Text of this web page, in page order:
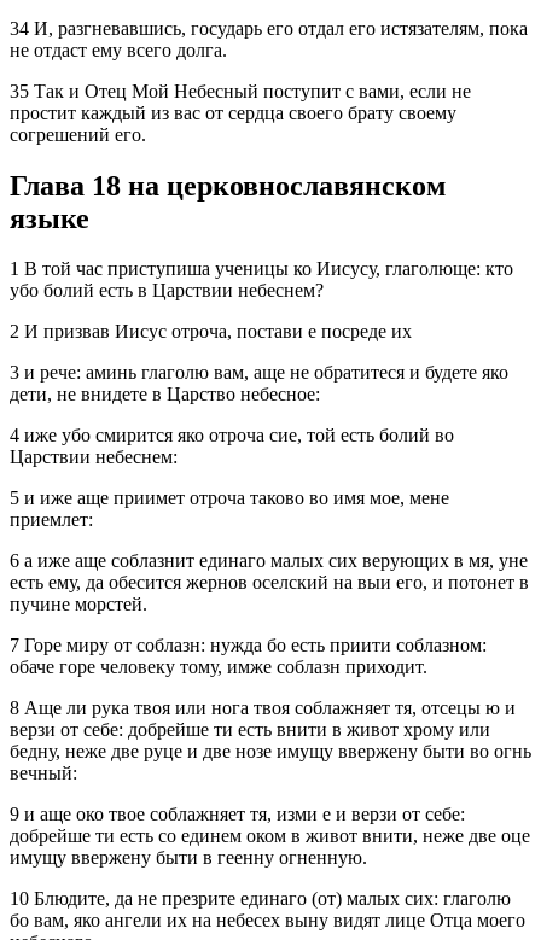
34 И, разгневавшись, государь его отдал его истязателям, пока
не отдаст ему всего долга.
35 Так и Отец Мой Небесный поступит с вами, если не
простит каждый из вас от сердца своего брату своему
согрешений его.
Глава 18 на церковнославянском
языке
1 В той час приступиша ученицы ко Иисусу, глаголюще: кто
убо болий есть в Царствии небеснем?
2 И призвав Иисус отроча, постави е посреде их
3 и рече: аминь глаголю вам, аще не обратитеся и будете яко
дети, не внидете в Царство небесное:
4 иже убо смирится яко отроча сие, той есть болий во
Царствии небеснем:
5 и иже аще приимет отроча таково во имя мое, мене
приемлет:
6 а иже аще соблазнит единаго малых сих верующих в мя, уне
есть ему, да обесится жернов оселский на выи его, и потонет в
пучине морстей.
7 Горе миру от соблазн: нужда бо есть приити соблазном:
обаче горе человеку тому, имже соблазн приходит.
8 Аще ли рука твоя или нога твоя соблажняет тя, отсецы ю и
верзи от себе: добрейше ти есть внити в живот хрому или
бедну, неже две руце и две нозе имущу ввержену быти во огнь
вечный:
9 и аще око твое соблажняет тя, изми е и верзи от себе:
добрейше ти есть со единем оком в живот внити, неже две оце
имущу ввержену быти в геенну огненную.
10 Блюдите, да не презрите единаго (от) малых сих: глаголю
бо вам, яко ангели их на небесех выну видят лице Отца моего